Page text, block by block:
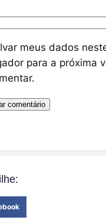
meus dados
para a próxima